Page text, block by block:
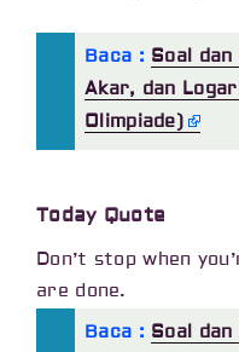
Baca : Soal dan
Akar, dan
Olimpiade)
Today Quote
Don’t stop when
are done.
Baca : Soal dan